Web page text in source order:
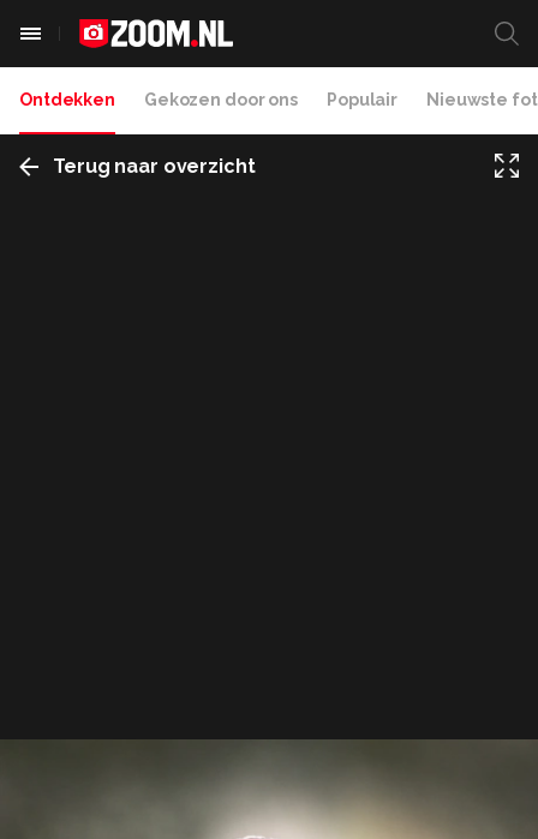
Ontdekken Gekozen door ons Populair Nieuwste
Terug naar overzicht